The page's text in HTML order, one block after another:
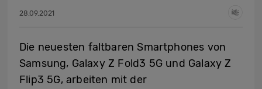
28.09.2021
Die neuesten faltbaren Smartphones von
Samsung, Galaxy Z Fold3 5G und Galaxy Z
Flip3 5G, arbeiten mit der